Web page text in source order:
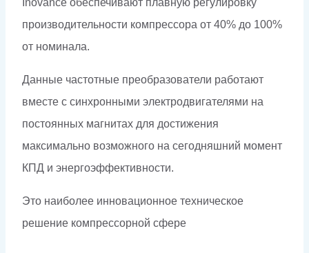
производительности компрессора от 40% до 100%
от номинала.
Данные частотные преобразователи работают
вместе с синхронными электродвигателями на
постоянных магнитах для достижения
максимально возможного на сегодняшний момент
КПД и энергоэффективности.
Это наиболее инновационное техническое
решение компрессорной сфере